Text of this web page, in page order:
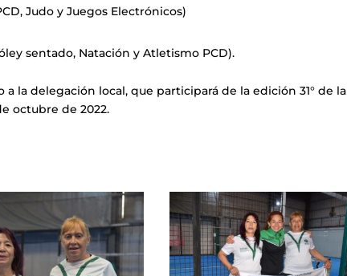
Judo y Juegos Electrónicos)
sentado, Natación y Atletismo PCD).
la delegación local, que participará de la edición 31° de la
octubre de 2022.